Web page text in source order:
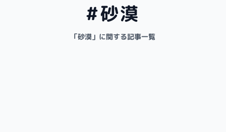
#砂漠
「砂漠」に関する記事一覧